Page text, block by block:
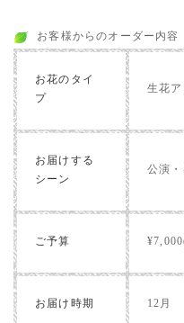
お客様からのオーダー内容
お花のタイ
プ
生花
お届けする
シーン
公演
ご予算
お届け時期 12月